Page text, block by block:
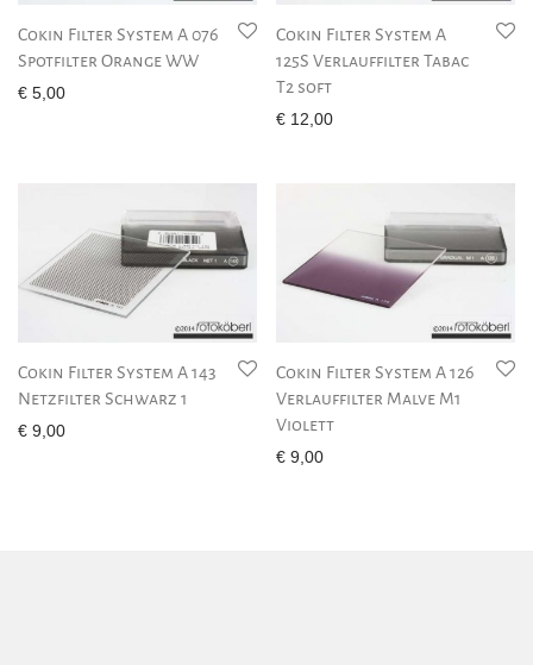
Cokin Filter System A 076
Spotfilter Orange WW
€ 5,00
Cokin Filter System A
125S Verlauffilter Tabac
T2 soft
€ 12,00
Cokin Filter System A 143
Netzfilter Schwarz 1
€ 9,00
Cokin Filter System A 126
Verlauffilter Malve M1
Violett
€ 9,00